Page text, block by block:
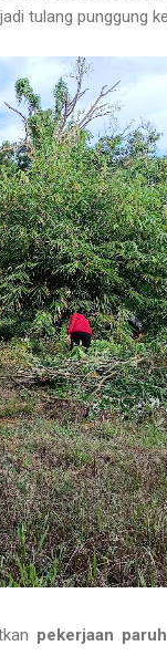
tulang punggung
pekerjaan